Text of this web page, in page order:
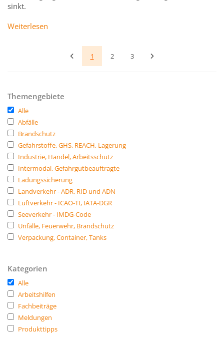
sinkt.
Weiterlesen
1 2 3
Themengebiete
Alle
Abfälle
Brandschutz
Gefahrstoffe, GHS, REACH, Lagerung
Industrie, Handel, Arbeitsschutz
Intermodal, Gefahrgutbeauftragte
Ladungssicherung
Landverkehr - ADR, RID und ADN
Luftverkehr - ICAO-TI, IATA-DGR
Seeverkehr - IMDG-Code
Unfälle, Feuerwehr, Brandschutz
Verpackung, Container, Tanks
Kategorien
Alle
Arbeitshilfen
Fachbeiträge
Meldungen
Produkttipps